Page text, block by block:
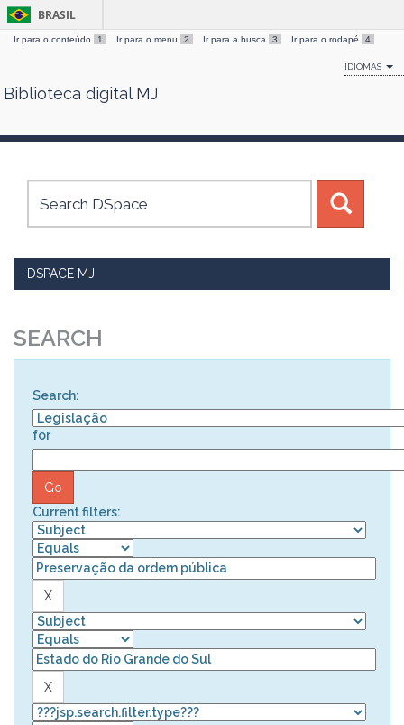
Skip
BRASIL
Ir para o conteúdo 1 Ir para o menu 2 Ir para a busca 3 Ir para o rodapé 4
IDIOMAS
Biblioteca digital MJ
DSPACE MJ
SEARCH
Search:
for
Current filters: